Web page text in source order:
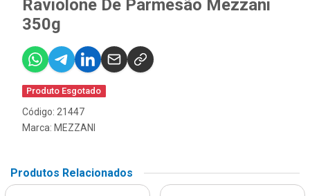
Raviolone De Parmesão Mezzani
350g
Produto Esgotado
Código: 21447
Marca: MEZZANI
Produtos Relacionados